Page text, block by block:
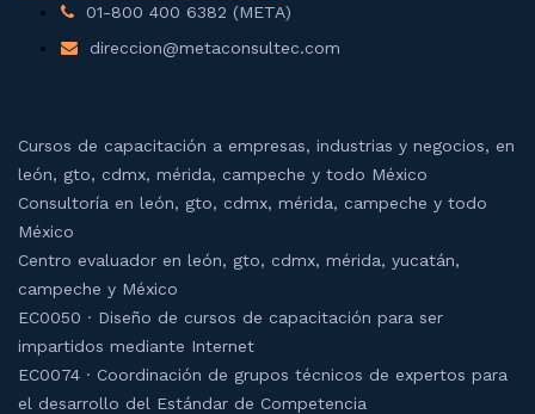
01-800 400 6382 (META)
direccion@metaconsultec.com
Cursos de capacitación a empresas, industrias y negocios, en
león, gto, cdmx, mérida, campeche y todo México
Consultoría en león, gto, cdmx, mérida, campeche y todo
México
Centro evaluador en león, gto, cdmx, mérida, yucatán,
campeche y México
EC0050 · Diseño de cursos de capacitación para ser
impartidos mediante Internet
EC0074 · Coordinación de grupos técnicos de expertos para
el desarrollo del Estándar de Competencia